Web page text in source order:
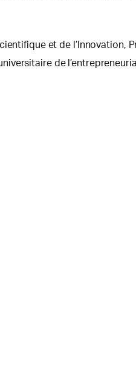
et de l’Innovation,
de